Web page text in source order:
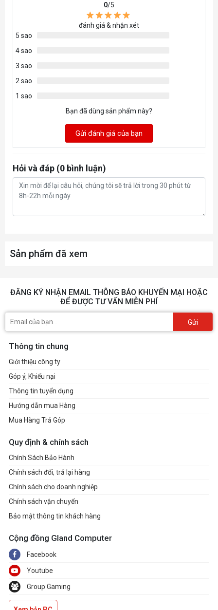
0/5
đánh giá & nhận xét
5 sao
4 sao
3 sao
2 sao
1 sao
Bạn đã dùng sản phẩm này?
Gửi đánh giá của bạn
Hỏi và đáp (0 bình luận)
Sản phẩm đã xem
ĐĂNG KÝ NHẬN EMAIL THÔNG BÁO KHUYẾN MẠI HOẶC
ĐỂ ĐƯỢC TƯ VẤN MIỄN PHÍ
Gửi
Thông tin chung
Giới thiệu công ty
Góp ý, Khiếu nại
Thông tin tuyển dụng
Hướng dẫn mua Hàng
Mua Hàng Trả Góp
Quy định & chính sách
Chính Sách Bảo Hành
Chính sách đổi, trả lại hàng
Chính sách cho doanh nghiệp
Chính sách vận chuyển
Bảo mật thông tin khách hàng
Cộng đồng Gland Computer
Facebook
Youtube
Group Gaming